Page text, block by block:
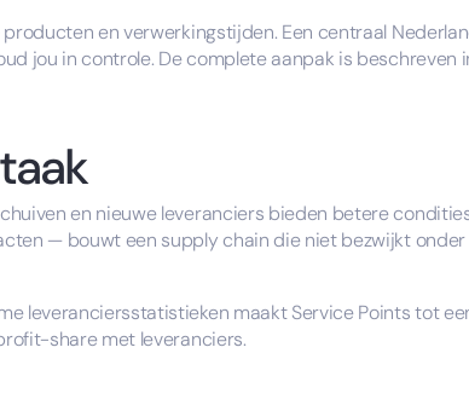
en verwerkingstijden. Een centraal
jou in controle. De complete aanpak is beschreven
en nieuwe leveranciers bieden betere
— bouwt een supply chain die niet bezwijkt onder
leveranciersstatistieken maakt Service Points tot
share met leveranciers.